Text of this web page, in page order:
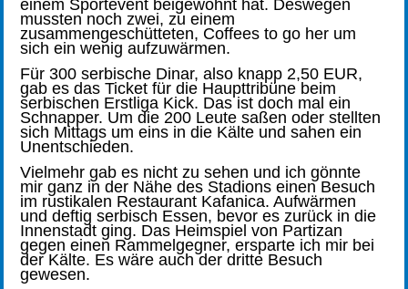
einem Sportevent beigewohnt hat. Deswegen
mussten noch zwei, zu einem
zusammengeschütteten, Coffees to go her um
sich ein wenig aufzuwärmen.
Für 300 serbische Dinar, also knapp 2,50 EUR,
gab es das Ticket für die Haupttribüne beim
serbischen Erstliga Kick. Das ist doch mal ein
Schnapper. Um die 200 Leute saßen oder stellten
sich Mittags um eins in die Kälte und sahen ein
Unentschieden.
Vielmehr gab es nicht zu sehen und ich gönnte
mir ganz in der Nähe des Stadions einen Besuch
im rustikalen Restaurant Kafanica. Aufwärmen
und deftig serbisch Essen, bevor es zurück in die
Innenstadt ging. Das Heimspiel von Partizan
gegen einen Rammelgegner, ersparte ich mir bei
der Kälte. Es wäre auch der dritte Besuch
gewesen.